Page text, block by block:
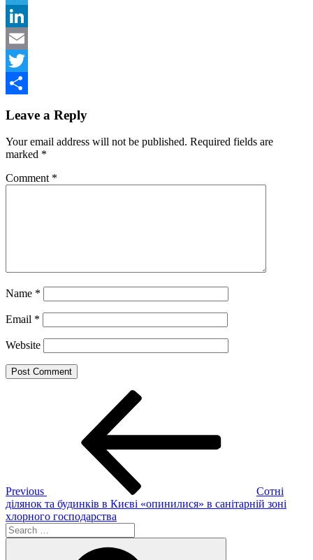
Telegram
LinkedIn
Email
Twitter
Leave a Reply
Your email address will not be published. Required fields are
marked *
Comment *
Name *
Email *
Website
Previous
Сотні
ділянок та будинків в Києві «опинилися» в санітарній зоні
хлорного господарства
Search
for: